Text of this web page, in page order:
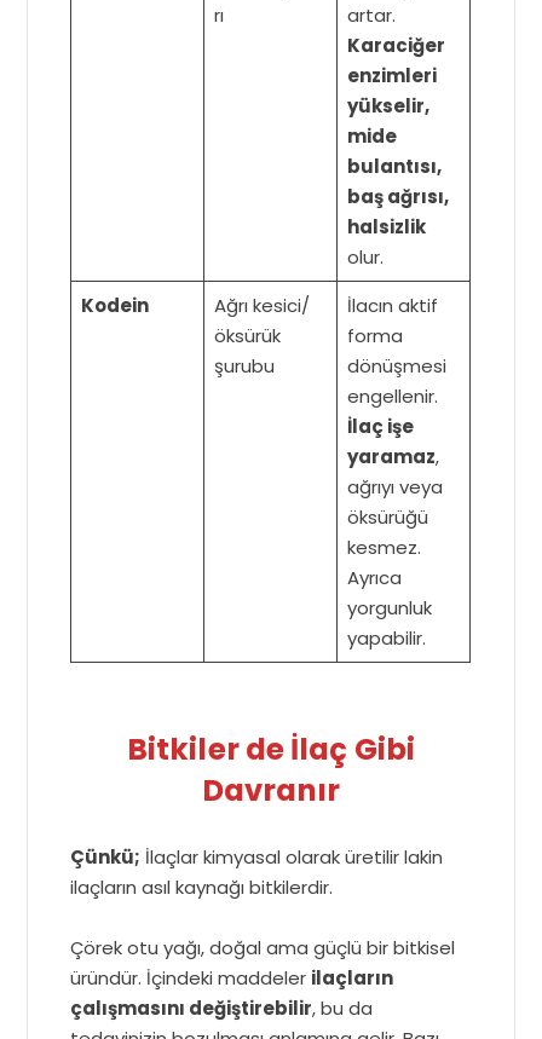
rı
artar.
Karaciğer
enzimleri
yükselir,
mide
bulantısı,
baş ağrısı,
halsizlik
olur.
Kodein
Ağrı kesici/
öksürük
şurubu
İlacın aktif
forma
dönüşmesi
engellenir.
İlaç işe
yaramaz,
ağrıyı veya
öksürüğü
kesmez.
Ayrıca
yorgunluk
yapabilir.
Bitkiler de İlaç Gibi
Davranır
Çünkü; İlaçlar kimyasal olarak üretilir lakin
ilaçların asıl kaynağı bitkilerdir.
Çörek otu yağı, doğal ama güçlü bir bitkisel
üründür. İçindeki maddeler ilaçların
çalışmasını değiştirebilir, bu da